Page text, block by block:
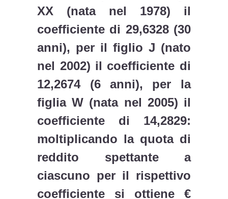
XX (nata nel 1978) il
coefficiente di 29,6328 (30
anni), per il figlio J (nato
nel 2002) il coefficiente di
12,2674 (6 anni), per la
figlia W (nata nel 2005) il
coefficiente di 14,2829:
moltiplicando la quota di
reddito spettante a
ciascuno per il rispettivo
coefficiente si ottiene €